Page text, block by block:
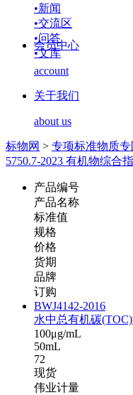
•新闻
•交流区
•问答
•文库
会员中心
account
关于我们
about us
标物网 > 专项标准物质专
5750.7-2023 有机物综合
产品编号
产品名称
标准值
规格
价格
货期
品牌
订购
BWJ4142-2016
水中总有机碳
100μg/mL
50mL
72
现货
伟业计量